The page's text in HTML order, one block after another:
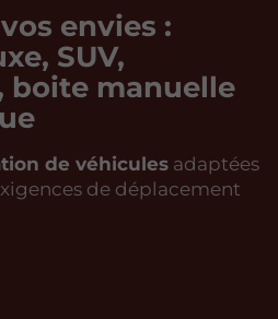
envies :
SUV,
boite manuelle
de véhicules adaptées
de déplacement